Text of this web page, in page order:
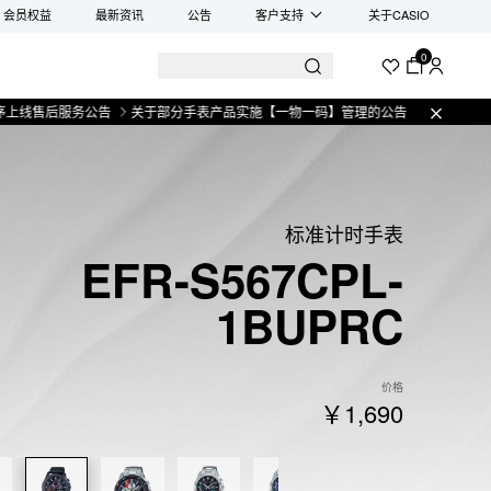
会员权益 最新资讯 公告 客户支持 关于CASIO
0
服务公告 关于部分手表产品实施【一物一码】管理的公告 微信小程序上线售
标准计时手表
EFR-S567CPL-
1BUPRC
价格
￥1,690